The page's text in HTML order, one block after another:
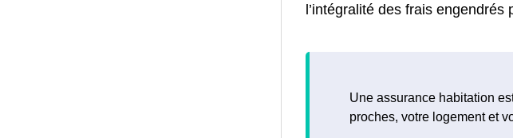
l’intégralité des frais engendrés
Une assurance habitation
proches, votre logement et